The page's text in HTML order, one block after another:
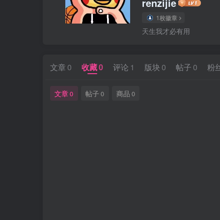
1枚徽章
天生我才必有用
文章 0 收藏0 评论 1 版块 0 帖子 0 粉
文章0 帖子 0 商品 0